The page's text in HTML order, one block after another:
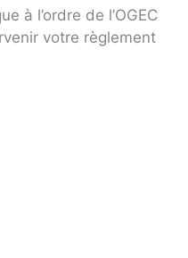
à l’ordre de l’OGEC
votre règlement